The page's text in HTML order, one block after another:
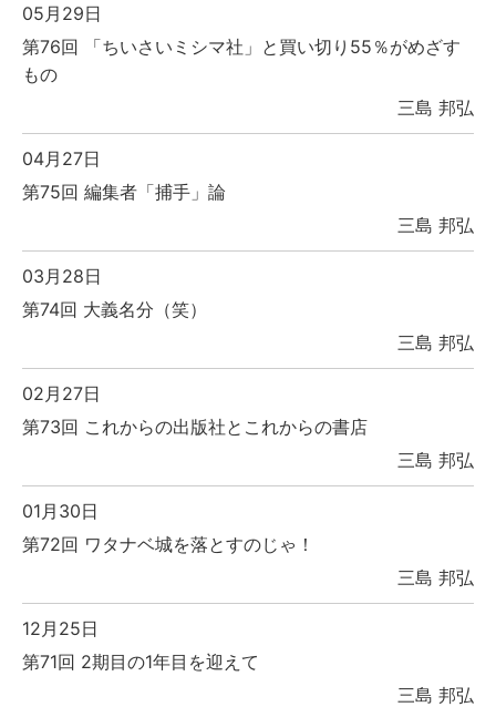
05月29日
第76回 「ちいさいミシマ社」と買い切り55％がめざす
もの
三島 邦弘
04月27日
第75回 編集者「捕手」論
三島 邦弘
03月28日
第74回 大義名分（笑）
三島 邦弘
02月27日
第73回 これからの出版社とこれからの書店
三島 邦弘
01月30日
第72回 ワタナベ城を落とすのじゃ！
三島 邦弘
12月25日
第71回 2期目の1年目を迎えて
三島 邦弘